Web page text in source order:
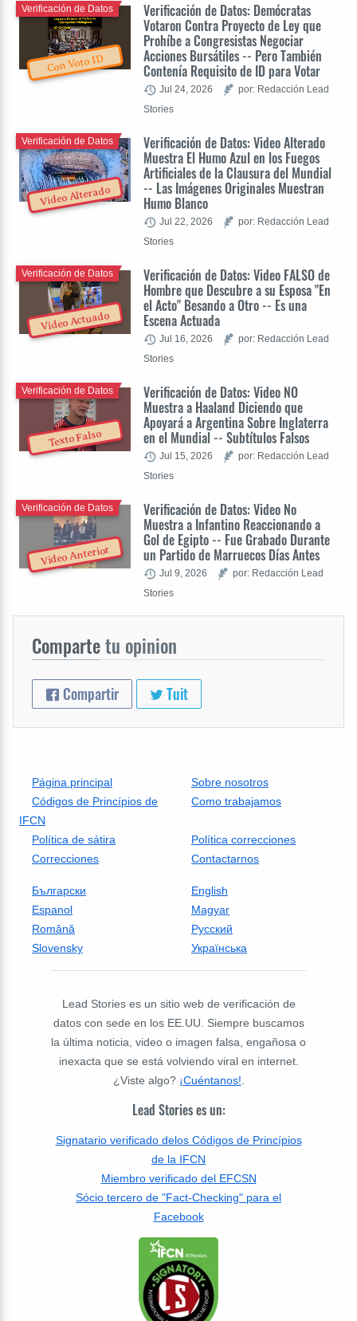
Con Voto ID
Verificación de Datos: Demócratas
Votaron Contra Proyecto de Ley que
Prohíbe a Congresistas Negociar
Acciones Bursátiles -- Pero También
Contenía Requisito de ID para Votar
Verificación de Datos
Jul 24, 2026
por: Redacción Lead
Stories
Video Alterado
Verificación de Datos: Video Alterado
Muestra El Humo Azul en los Fuegos
Artificiales de la Clausura del Mundial
-- Las Imágenes Originales Muestran
Humo Blanco
Verificación de Datos
Jul 22, 2026
por: Redacción Lead
Stories
Video Actuado
Verificación de Datos: Video FALSO de
Hombre que Descubre a su Esposa "En
el Acto" Besando a Otro -- Es una
Escena Actuada
Verificación de Datos
Jul 16, 2026
por: Redacción Lead
Stories
Texto Falso
Verificación de Datos: Video NO
Muestra a Haaland Diciendo que
Apoyará a Argentina Sobre Inglaterra
en el Mundial -- Subtítulos Falsos
Verificación de Datos
Jul 15, 2026
por: Redacción Lead
Stories
Video Anterior
Verificación de Datos: Video No
Muestra a Infantino Reaccionando a
Gol de Egipto -- Fue Grabado Durante
un Partido de Marruecos Días Antes
Verificación de Datos
Jul 9, 2026
por: Redacción Lead
Stories
Compartetu opinion
Compartir Tuit
Página principal
Sobre nosotros
Códigos de Princípios de
IFCN
Como trabajamos
Política de sátira
Política correcciones
Correcciones
Contactarnos
Български
English
Espanol
Magyar
Română
Русский
Slovensky
Українська
Lead Stories es un sitio web de verificación de
datos con sede en los EE.UU. Siempre buscamos
la última noticia, video o imagen falsa, engañosa o
inexacta que se está volviendo viral en internet.
¿Viste algo? ¡Cuéntanos!.
Lead Stories es un:
Signatario verificado delos Códigos de Princípios
de la IFCN
Miembro verificado del EFCSN
Sócio tercero de "Fact-Checking" para el
Facebook